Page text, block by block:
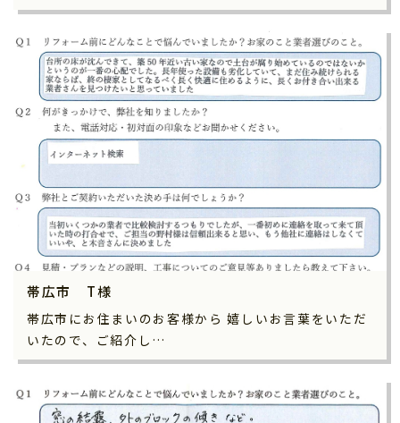
帯広市 T様
帯広市にお住まいのお客様から 嬉しいお言葉をいただ
いたので、ご紹介し…